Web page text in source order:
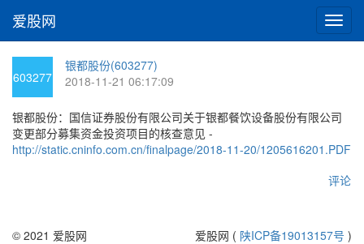
切
换
爱股网
603277
银都股份(603277)
2018-11-21 06:17:09
银都股份：国信证券股份有限公司关于银都餐饮设备股份有限公司
变更部分募集资金投资项目的核查意见 -
http://static.cninfo.com.cn/finalpage/2018-11-20/1205616201.PDF
评论
© 2021 爱股网 爱股网 ( 陕ICP备19013157号 )